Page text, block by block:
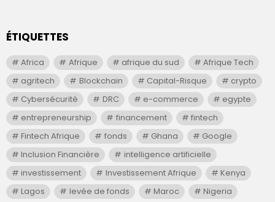
ÉTIQUETTES
Africa Afrique afrique du sud
Afrique Tech
agritech
Blockchain Capital-Risque
crypto
Cybersécurité
DRC e-commerce
egypte
entrepreneurship
financement
fintech
Fintech Afrique
fonds Ghana
Google
Inclusion Financière
intelligence artificielle
investissement
Investissement Afrique
Kenya
Lagos
levée de fonds Maroc Nigeria